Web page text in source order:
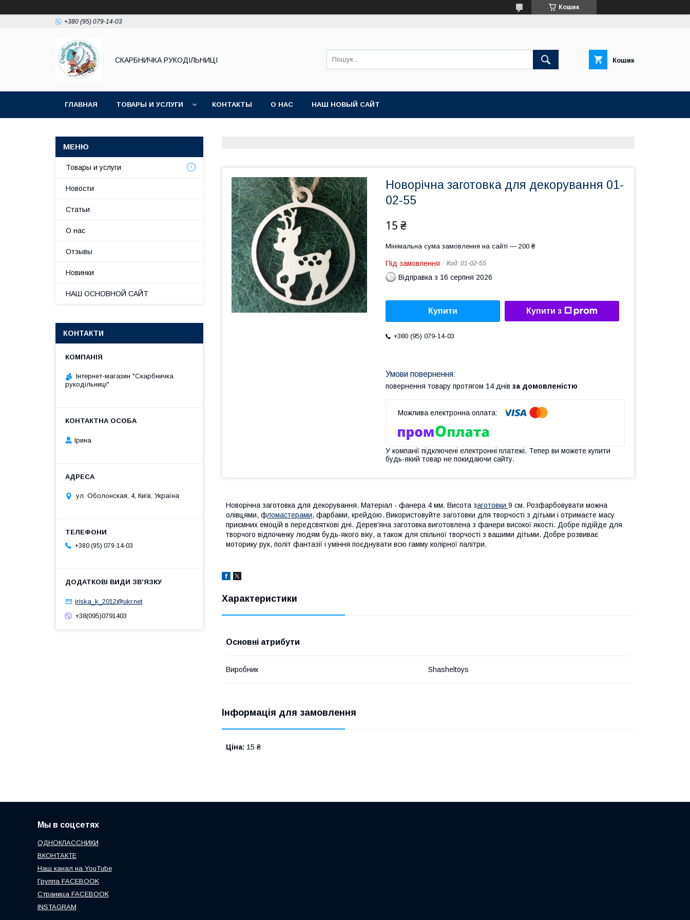
Кошик
+380 (95) 079-14-03
СКАРБНИЧКА РУКОДІЛЬНИЦІ Кошик
ГЛАВНАЯ ТОВАРЫ И УСЛУГИ КОНТАКТЫ О НАС НАШ НОВЫЙ САЙТ
Новорічна заготовка для декорування 01-
02-55
15 ₴
Мінімальна сума замовлення на сайті — 200 ₴
Під замовлення Код: 01-02-55
Відправка з 16 серпня 2026
Купити Купити з
+380 (95) 079-14-03
повернення товару протягом 14 днів за домовленістю
У компанії підключені електронні платежі. Тепер ви можете купити
будь-який товар не покидаючи сайту.
Новорічна заготовка для декорування. Матеріал - фанера 4 мм. Висота заготовки 9 см. Розфарбовувати можна
олівцями, фломастерами, фарбами, крейдою. Використовуйте заготовки для творчості з дітьми і отримаєте масу
приємних емоцій в передсвяткові дні. Дерев'яна заготовка виготовлена з фанери високої якості. Добре підійде для
творчого відпочинку людям будь-якого віку, а також для спільної творчості з вaшими дітьми. Добре розвиває
моторику рук, політ фантазії і уміння поєднувати всю гамму колірної палітри.
Характеристики
Основні атрибути
Виробник Shasheltoys
Інформація для замовлення
Ціна: 15 ₴
Товары и услуги
Новости
Статьи
О нас
Отзывы
Новинки
НАШ ОСНОВНОЙ САЙТ
КОНТАКТИ
Інтернет-магазин "Скарбничка
рукодільниці"
Ірина
ул. Оболонская, 4, Київ, Україна
+380 (95) 079-14-03
iriska_k_2012@ukr.net
+38(095)0791403
Мы в соцсетях
ОДНОКЛАССНИКИ
ВКОНТАКТЕ
Наш канал на YouTube
Группа FACEBOOK
Страница FACEBOOK
INSTAGRAM